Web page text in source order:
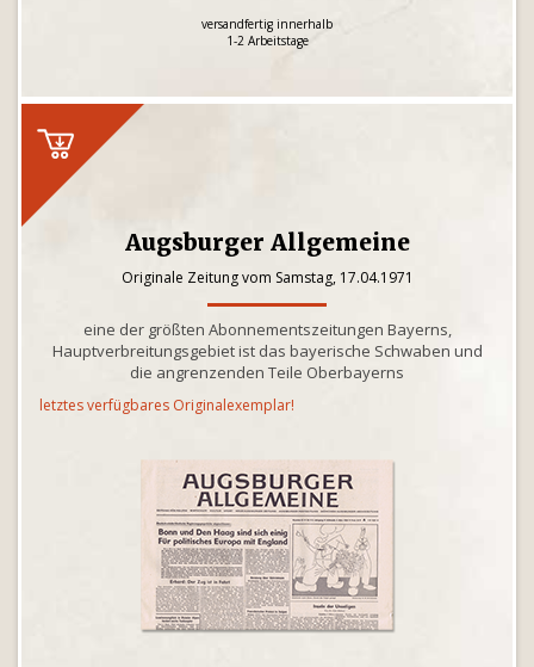
versandfertig innerhalb
1-2 Arbeitstage
Augsburger Allgemeine
Originale Zeitung vom Samstag, 17.04.1971
eine der größten Abonnementszeitungen Bayerns,
Hauptverbreitungsgebiet ist das bayerische Schwaben und
die angrenzenden Teile Oberbayerns
letztes verfügbares Originalexemplar!